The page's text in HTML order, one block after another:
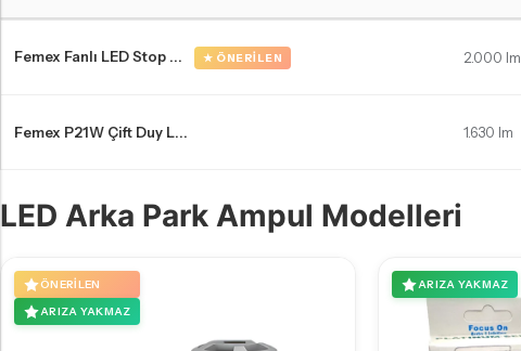
Femex Fanlı LED Stop ... ★ ÖNERILEN 2.000 lm
Femex P21W Çift Duy L... 1.630 lm
LED Arka Park Ampul Modelleri
ÖNERILEN
ARIZA YAKMAZ
ARIZA YAKMAZ